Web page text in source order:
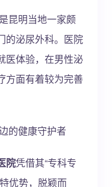
昆明当地一家颇
的泌尿外科。医院
医体验，在男性泌
方面有着较为完善
的健康守护者
院凭借其“专科专
优势，脱颖而